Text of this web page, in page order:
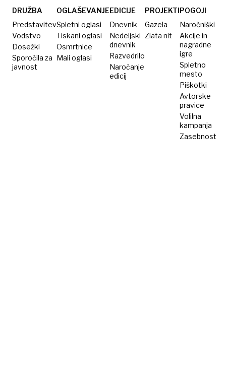
DRUŽBA
Predstavitev
Vodstvo
Dosežki
Sporočila za
javnost
OGLAŠEVANJE
Spletni oglasi
Tiskani oglasi
Osmrtnice
Mali oglasi
EDICIJE
Dnevnik
Nedeljski
dnevnik
Razvedrilo
Naročanje
edicij
PROJEKTI
Gazela
Zlata nit
POGOJI
Naročniški
Akcije in
nagradne
igre
Spletno
mesto
Piškotki
Avtorske
pravice
Volilna
kampanja
Zasebnost